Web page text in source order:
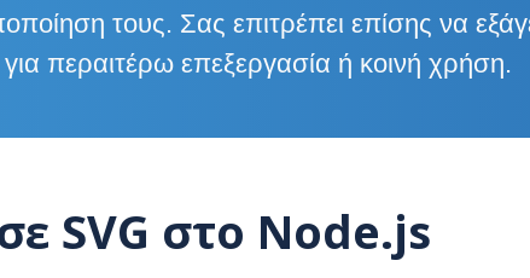
τους. Σας επιτρέπει επίσης να
περαιτέρω επεξεργασία ή κοινή χρήση.
SVG στο Node.js